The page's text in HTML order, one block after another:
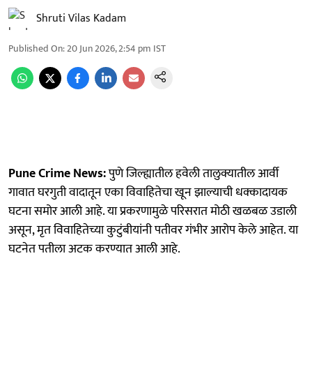
Shruti Vilas Kadam
Published On:20 Jun 2026, 2:54 pm IST
Pune Crime News:पुणे जिल्ह्यातील हवेली तालुक्यातील आर्वी
गावात घरगुती वादातून एका विवाहितेचा खून झाल्याची धक्कादायक
घटना समोर आली आहे. या प्रकरणामुळे परिसरात मोठी खळबळ उडाली
असून, मृत विवाहितेच्या कुटुंबीयांनी पतीवर गंभीर आरोप केले आहेत. या
घटनेत पतीला अटक करण्यात आली आहे.